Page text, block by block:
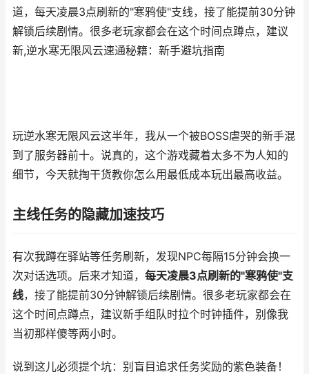
道，每天凌晨3点刷新的"寒鸦使"支线，接了能提前30分钟
解锁后续剧情。很多老玩家都会在这个时间点蹲点，建议
新,逆水寒无限风云速通秘籍：新手避坑指南
玩逆水寒无限风云这半年，我从一个被BOSS虐哭的新手混
到了服务器前十。说真的，这个游戏藏着太多不为人知的
细节，今天就掏干货教你怎么用最低成本玩出最高收益。
主线任务的隐藏加速技巧
有次我蹲在驿站等任务刷新，发现NPC每隔15分钟会换一
次对话选项。后来才知道， 每天凌晨3点刷新的"寒鸦使"支
线，接了能提前30分钟解锁后续剧情。很多老玩家都会在
这个时间点蹲点，建议新手组队时拉个时钟插件，别像我
当初那样傻等两小时。
说到这儿必须提个坑：别盲目追求任务奖励的紫色装备！